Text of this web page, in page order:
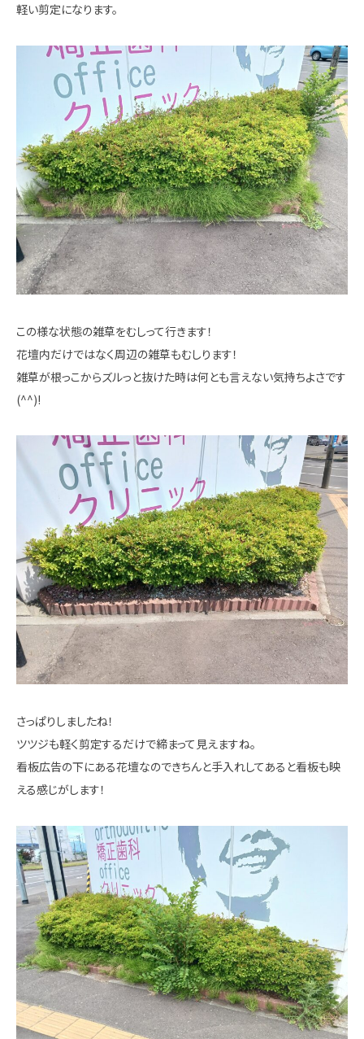
軽い剪定になります。
この様な状態の雑草をむしって行きます！
花壇内だけではなく周辺の雑草もむしります！
雑草が根っこからズルっと抜けた時は何とも言えない気持ちよさです
(^^)!
さっぱりしましたね！
ツツジも軽く剪定するだけで締まって見えますね。
看板広告の下にある花壇なのできちんと手入れしてあると看板も映
える感じがします！